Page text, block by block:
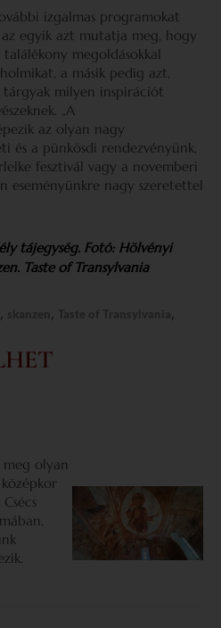
izgalmas programokat
egyik azt mutatja meg, hogy
megoldásokkal
a másik pedig azt,
milyen inspirációt
„A
az olyan nagy
és a pünkösdi rendezvényünk,
fesztivál vagy a novemberi
eseményünkre nagy szeretettel
tájegység. Fotó: Hölvényi
Taste of Transylvania
, , ,
meg olyan